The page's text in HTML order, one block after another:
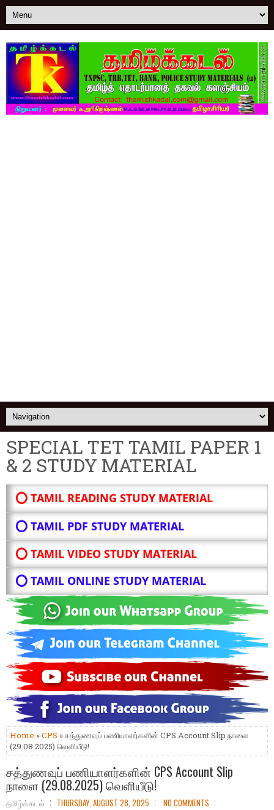
SPECIAL TET TAMIL PAPER 1
& 2 STUDY MATERIAL
⭕ TAMIL READING STUDY MATERIAL
⭕ TAMIL PDF STUDY MATERIAL
⭕ TAMIL VIDEO STUDY MATERIAL
⭕ TAMIL ONLINE STUDY MATERIAL
Home »CPS » சத்துணவுப் பணியாளர்களின் CPS Account Slip நாளை
(29.08.2025) வெளியீடு!
சத்துணவுப் பணியாளர்களின் CPS Account Slip
நாளை (29.08.2025) வெளியீடு!
தமிழ்க்கடல் THURSDAY, AUGUST 28, 2025 NO COMMENTS